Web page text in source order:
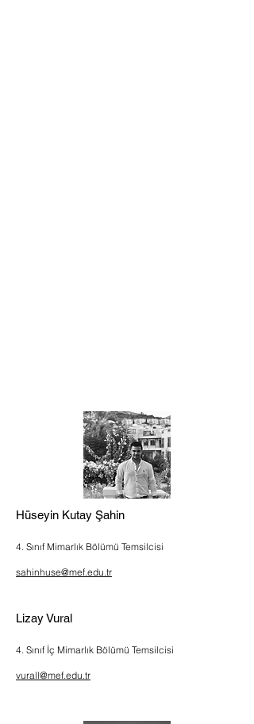
Hüseyin Kutay Şahin
4. Sınıf Mimarlık Bölümü Temsilcisi
sahinhuse@mef.edu.tr
Lizay Vural
4. Sınıf İç Mimarlık Bölümü Temsilcisi
vurall@mef.edu.tr